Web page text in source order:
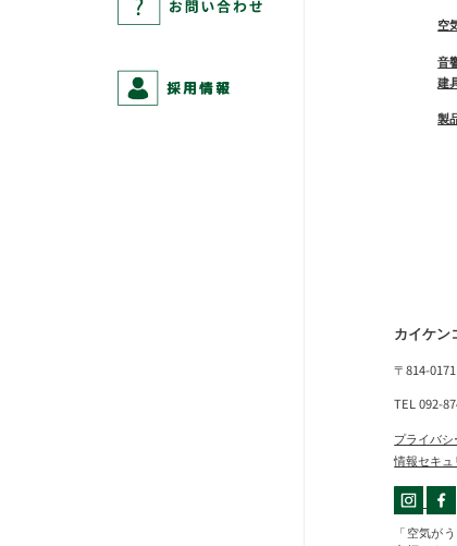
空
音
建
製
カイケン
〒814-
TEL 092-
プライバ
情報セキ
「空気が